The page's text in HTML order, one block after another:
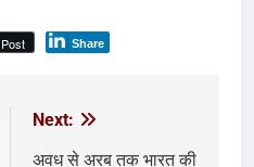
Post Share
Next:
अवध से अरब तक भारत की